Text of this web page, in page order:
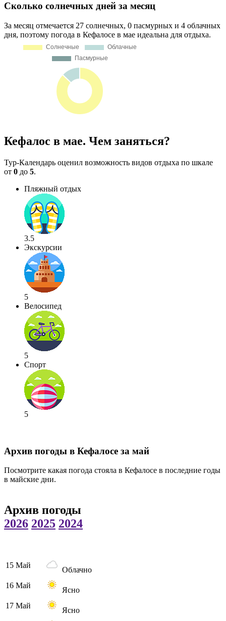
Сколько солнечных дней за месяц
За месяц отмечается 27 солнечных, 0 пасмурных и 4 облачных
дня, поэтому погода в Кефалосе в мае идеальна для отдыха.
Кефалос в мае. Чем заняться?
Тур-Календарь оценил возможность видов отдыха по шкале
от 0 до 5.
Пляжный отдых
3.5
Экскурсии
5
Велосипед
5
Спорт
5
Архив погоды в Кефалосе за май
Посмотрите какая погода стояла в Кефалосе в последние годы
в майские дни.
Архив погоды
2026 2025 2024
15 Май
Облачно
16 Май
Ясно
17 Май
Ясно